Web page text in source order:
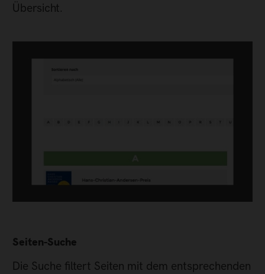
Übersicht.
Seiten-Suche
Die Suche filtert Seiten mit dem entsprechenden